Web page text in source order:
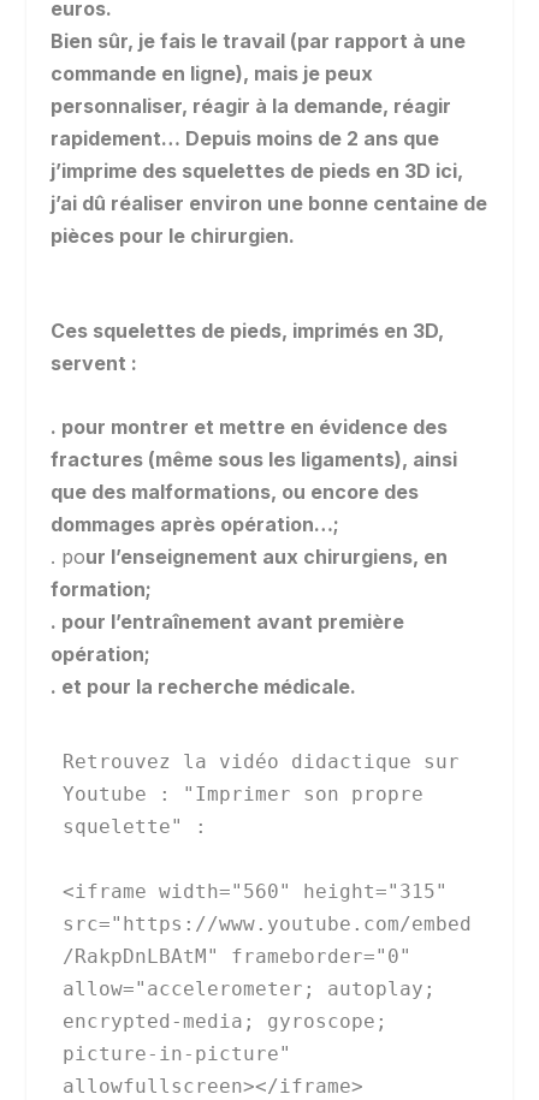
euros.
Bien sûr, je fais le travail (par rapport à une
commande en ligne), mais je peux
personnaliser, réagir à la demande, réagir
rapidement… Depuis moins de 2 ans que
j’imprime des squelettes de pieds en 3D ici,
j’ai dû réaliser environ une bonne centaine de
pièces pour le chirurgien.
Ces squelettes de pieds, imprimés en 3D,
servent :
. pour montrer et mettre en évidence des
fractures (même sous les ligaments), ainsi
que des malformations, ou encore des
dommages après opération…;
. pour l’enseignement aux chirurgiens, en
formation;
. pour l’entraînement avant première
opération;
. et pour la recherche médicale.
Retrouvez la vidéo didactique sur
Youtube : "Imprimer son propre
squelette" :
<iframe width="560" height="315"
src="https://www.youtube.com/embed
/RakpDnLBAtM" frameborder="0"
allow="accelerometer; autoplay;
encrypted-media; gyroscope;
picture-in-picture"
allowfullscreen></iframe>